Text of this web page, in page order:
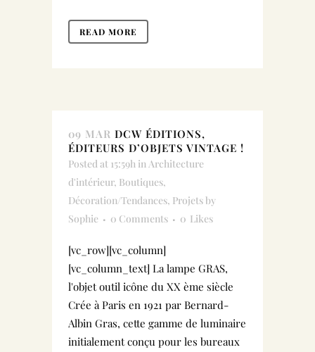
READ MORE
09 MAR DCW ÉDITIONS,
ÉDITEURS D’OBJETS VINTAGE !
Posted at 15:59h inArchitecture
d'intérieur, Boutiques,
Décoration/Tendances, Projetsby
Sophie
0 Comments 0 Likes
[vc_row][vc_column]
[vc_column_text] La lampe GRAS,
l'objet outil icône du XX ème siècle
Crée à Paris en 1921 par Bernard-
Albin Gras, cette gamme de luminaire
initialement conçu pour les bureaux